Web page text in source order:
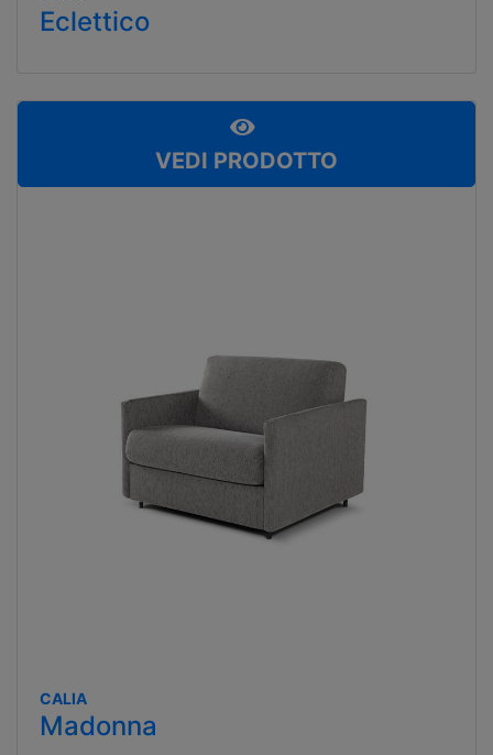
Eclettico
VEDI PRODOTTO
CALIA
Madonna